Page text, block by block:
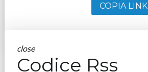
COPIA LINK
close
Codice Rss